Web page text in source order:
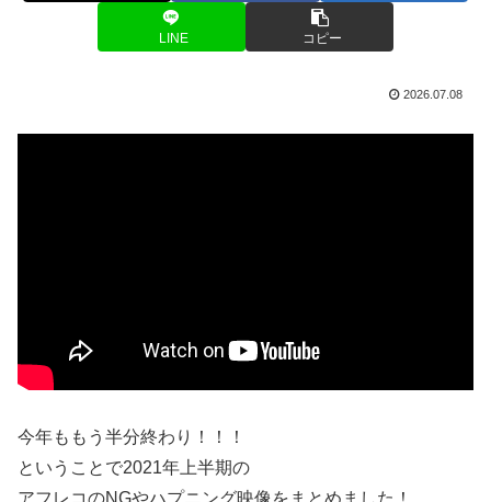
LINE コピー
2026.07.08
今年ももう半分終わり！！！
ということで2021年上半期の
アフレコのNGやハプニング映像をまとめました！